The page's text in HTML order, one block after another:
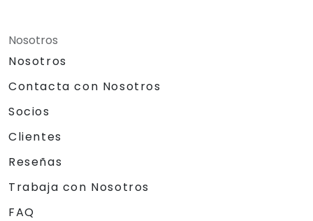
Nosotros
Nosotros
Contacta con Nosotros
Socios
Clientes
Reseñas
Trabaja con Nosotros
FAQ